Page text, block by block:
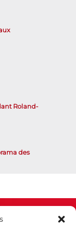
Roland-
des